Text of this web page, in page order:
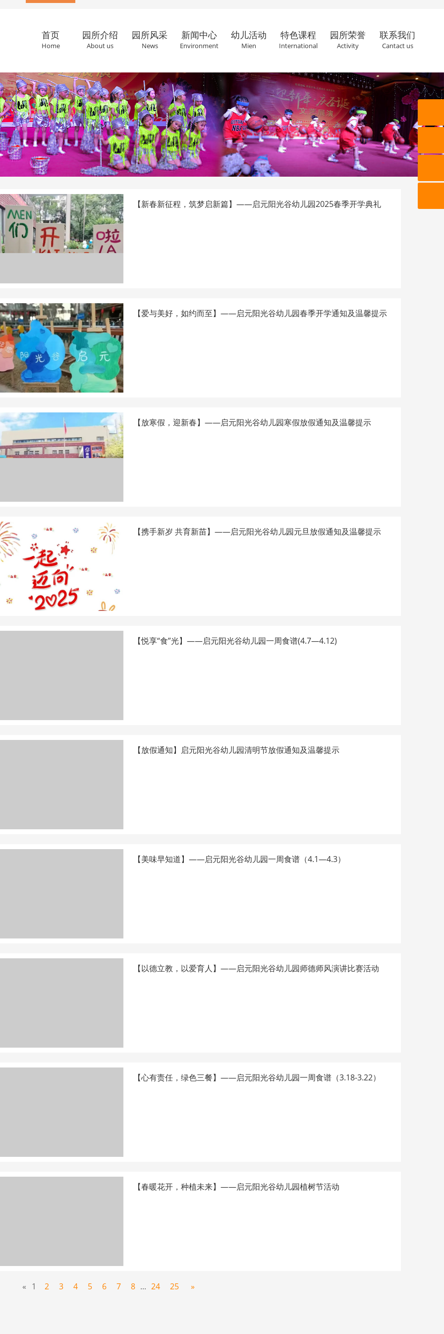
首页
Home
园所介绍
About us
园所风采
News
新闻中心
Environment
幼儿活动
Mien
特色课程
International
园所荣誉
Activity
联系我们
Cantact us
【新春新征程，筑梦启新篇】——启元阳光谷幼儿园2025春季开学典礼
【爱与美好，如约而至】——启元阳光谷幼儿园春季开学通知及温馨提示
【放寒假，迎新春】——启元阳光谷幼儿园寒假放假通知及温馨提示
【携手新岁 共育新苗】——启元阳光谷幼儿园元旦放假通知及温馨提示
【悦享“食”光】——启元阳光谷幼儿园一周食谱(4.7—4.12)
【放假通知】启元阳光谷幼儿园清明节放假通知及温馨提示
【美味早知道】——启元阳光谷幼儿园一周食谱（4.1—4.3）
【以德立教，以爱育人】——启元阳光谷幼儿园师德师风演讲比赛活动
【心有责任，绿色三餐】——启元阳光谷幼儿园一周食谱（3.18-3.22）
【春暖花开，种植未来】——启元阳光谷幼儿园植树节活动
« 1 2 3 4 5 6 7 8 ... 24 25 »